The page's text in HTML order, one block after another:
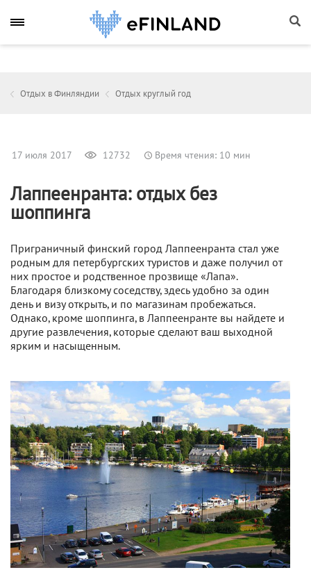
Отдых в Финляндии Отдых круглый год
17 июля 2017 12732 Время чтения: 10 мин
Лаппеенранта: отдых без
шоппинга
Приграничный финский город Лаппеенранта стал уже
родным для петербургских туристов и даже получил от
них простое и родственное прозвище «Лапа».
Благодаря близкому соседству, здесь удобно за один
день и визу открыть, и по магазинам пробежаться.
Однако, кроме шоппинга, в Лаппеенранте вы найдете и
другие развлечения, которые сделают ваш выходной
ярким и насыщенным.